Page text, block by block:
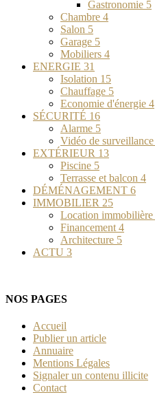
Gastronomie 5
Chambre 4
Salon 5
Garage 5
Mobiliers 4
ENERGIE 31
Isolation 15
Chauffage 5
Economie d'énergie 4
SÉCURITÉ 16
Alarme 5
Vidéo de surveillance
EXTÉRIEUR 13
Piscine 5
Terrasse et balcon 4
DÉMÉNAGEMENT 6
IMMOBILIER 25
Location immobilière
Financement 4
Architecture 5
ACTU 3
NOS PAGES
Accueil
Publier un article
Annuaire
Mentions Légales
Signaler un contenu illicite
Contact